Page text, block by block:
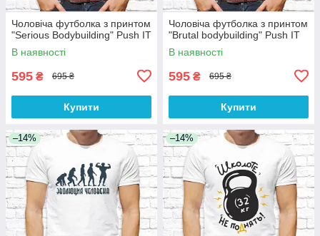
Чоловіча футболка з принтом
"Serious Bodybuilding" Push IT
В наявності
595 ₴ 695 ₴
Купити
Чоловіча футболка з принтом
"Brutal bodybuilding" Push IT
В наявності
595 ₴ 695 ₴
Купити
–14% –14%